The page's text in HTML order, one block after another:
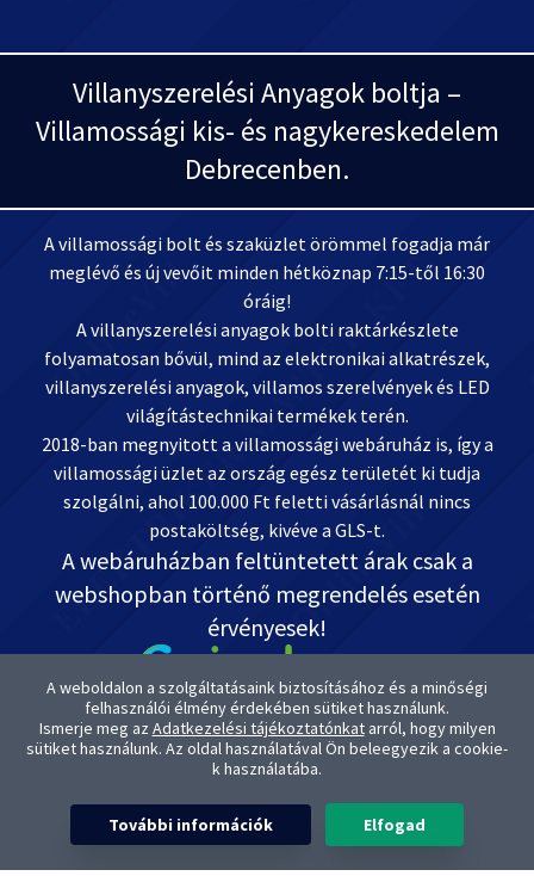
A weboldalon a szolgáltatásaink biztosításához és a minőségi
felhasználói élmény érdekében sütiket használunk.
Ismerje meg az Adatkezelési tájékoztatónkatarról, hogy milyen
sütiket használunk. Az oldal használatával Ön beleegyezik a cookie-
k használatába.
További információk Elfogad
Villanyszerelési Anyagok boltja –
Villamossági kis- és nagykereskedelem
Debrecenben.
A villamossági bolt és szaküzlet örömmel fogadja már
meglévő és új vevőit minden hétköznap 7:15-től 16:30
óráig!
A villanyszerelési anyagok bolti raktárkészlete
folyamatosan bővül, mind az elektronikai alkatrészek,
villanyszerelési anyagok, villamos szerelvények és LED
világítástechnikai termékek terén.
2018-ban megnyitott a villamossági webáruház is, így a
villamossági üzlet az ország egész területét ki tudja
szolgálni, ahol 100.000 Ft feletti vásárlásnál nincs
postaköltség, kivéve a GLS-t.
A webáruházban feltüntetett árak csak a
webshopban történő megrendelés esetén
érvényesek!
Kapcsolat: OnlineVill.hu +36 30 999-2888
ugyfelszolgalat@onlinevill.hu
A termékképek és termék kategória képek az Elektriker Master Kft.
tulajdona. A képek eredeti forrás állományával cégünk rendelkezik. A